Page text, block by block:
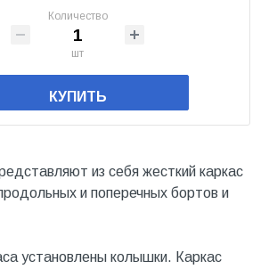
Количество
шт
КУПИТЬ
из себя жесткий каркас
и поперечных бортов и
установлены колышки. Каркас